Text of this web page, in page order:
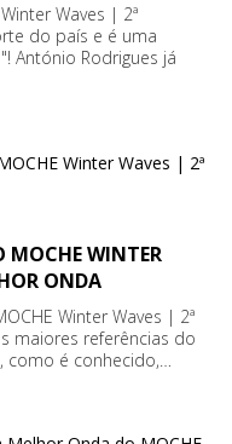
Waves | 2ª
do país e é uma
António Rodrigues já
MOCHE WINTER
ONDA
Winter Waves | 2ª
maiores referências do
como é conhecido,…